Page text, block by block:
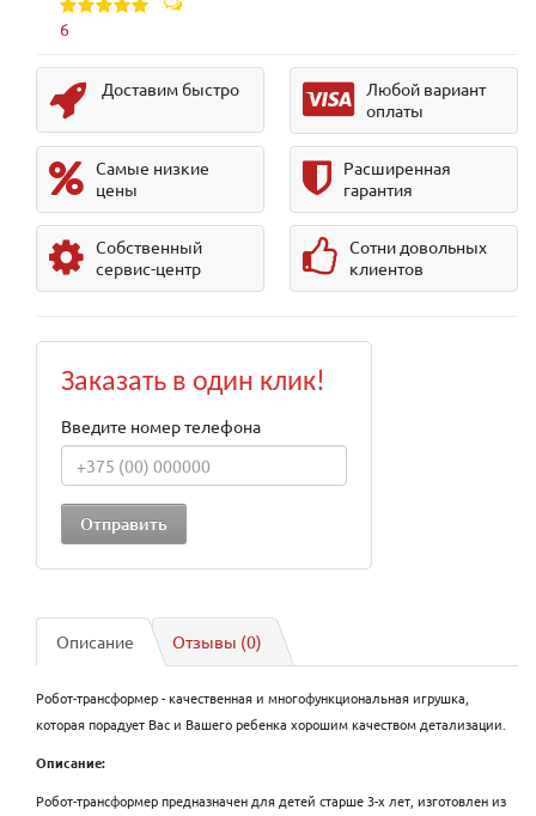
6
Доставим быстро
Любой вариант
оплаты
Самые низкие
цены
Расширенная
гарантия
Собственный
сервис-центр
Сотни довольных
клиентов
Заказать в один клик!
Введите номер телефона
Описание Отзывы (0)
Робот-трансформер - качественная и многофункциональная игрушка,
которая порадует Вас и Вашего ребенка хорошим качеством детализации.
Описание:
Робот-трансформер предназначен для детей старше 3-х лет, изготовлен из